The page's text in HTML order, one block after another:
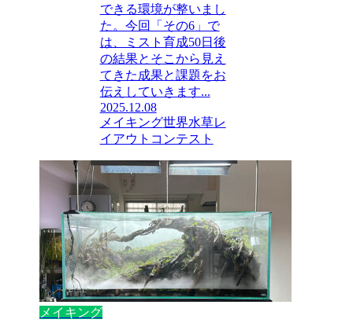
できる環境が整いまし
た。今回「その6」で
は、ミスト育成50日後
の結果とそこから見え
てきた成果と課題をお
伝えしていきます...
2025.12.08
メイキング世界水草レ
イアウトコンテスト
メイキング